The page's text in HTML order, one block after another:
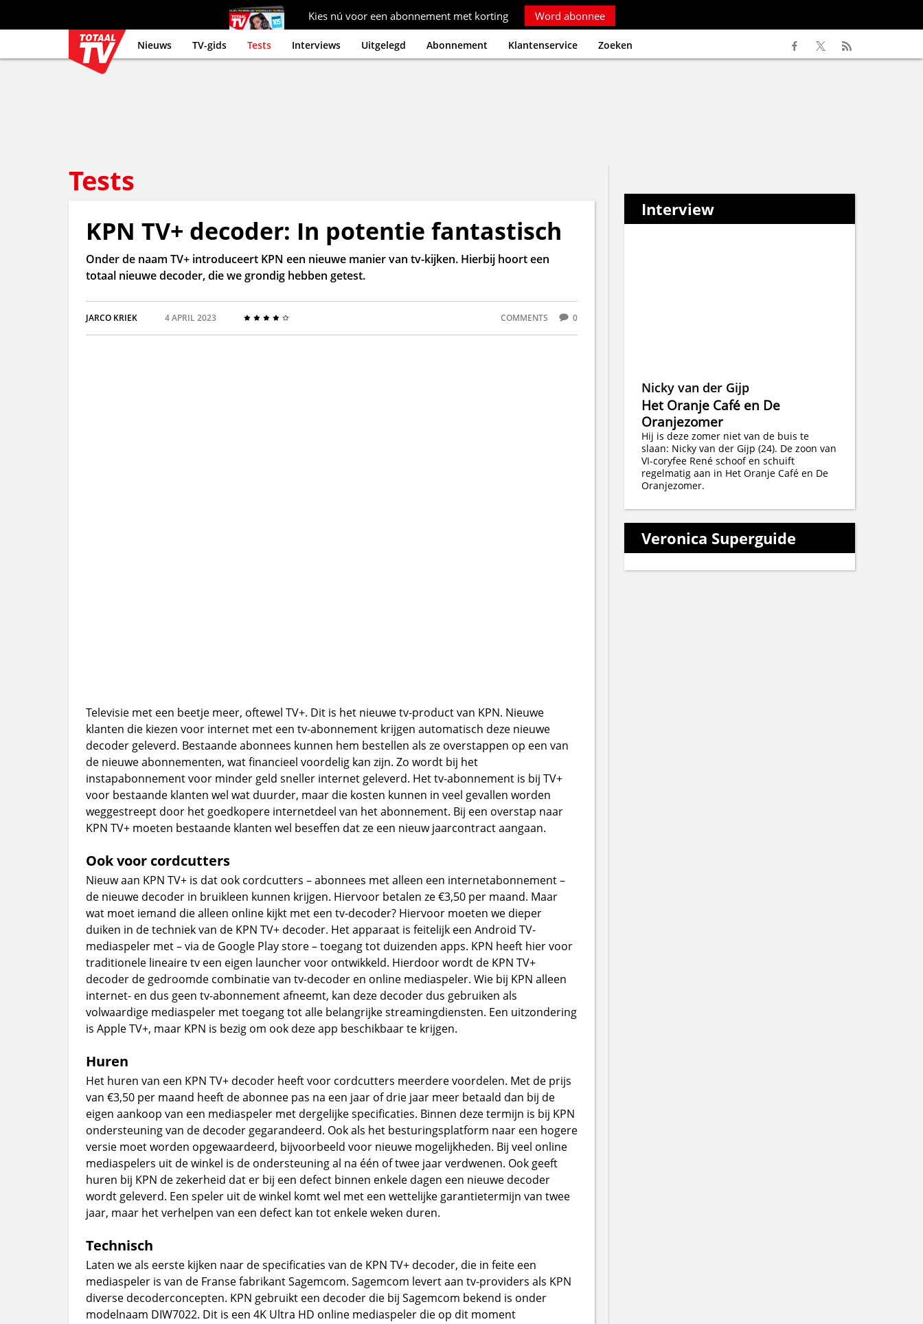
Kies nú voor een abonnement met korting Word abonnee
Nieuws TV-gids Tests Interviews Uitgelegd Abonnement Klantenservice Zoeken
Tests
KPN TV+ decoder: In potentie fantastisch
Onder de naam TV+ introduceert KPN een nieuwe manier van tv-kijken. Hierbij hoort een
totaal nieuwe decoder, die we grondig hebben getest.
JARCO KRIEK 4 APRIL 2023 COMMENTS 0
Televisie met een beetje meer, oftewel TV+. Dit is het nieuwe tv-product van KPN. Nieuwe
klanten die kiezen voor internet met een tv-abonnement krijgen automatisch deze nieuwe
decoder geleverd. Bestaande abonnees kunnen hem bestellen als ze overstappen op een van
de nieuwe abonnementen, wat financieel voordelig kan zijn. Zo wordt bij het
instapabonnement voor minder geld sneller internet geleverd. Het tv-abonnement is bij TV+
voor bestaande klanten wel wat duurder, maar die kosten kunnen in veel gevallen worden
weggestreept door het goedkopere internetdeel van het abonnement. Bij een overstap naar
KPN TV+ moeten bestaande klanten wel beseffen dat ze een nieuw jaarcontract aangaan.
Ook voor cordcutters
Nieuw aan KPN TV+ is dat ook cordcutters – abonnees met alleen een internetabonnement –
de nieuwe decoder in bruikleen kunnen krijgen. Hiervoor betalen ze €3,50 per maand. Maar
wat moet iemand die alleen online kijkt met een tv-decoder? Hiervoor moeten we dieper
duiken in de techniek van de KPN TV+ decoder. Het apparaat is feitelijk een Android TV-
mediaspeler met – via de Google Play store – toegang tot duizenden apps. KPN heeft hier voor
traditionele lineaire tv een eigen launcher voor ontwikkeld. Hierdoor wordt de KPN TV+
decoder de gedroomde combinatie van tv-decoder en online mediaspeler. Wie bij KPN alleen
internet- en dus geen tv-abonnement afneemt, kan deze decoder dus gebruiken als
volwaardige mediaspeler met toegang tot alle belangrijke streamingdiensten. Een uitzondering
is Apple TV+, maar KPN is bezig om ook deze app beschikbaar te krijgen.
Huren
Het huren van een KPN TV+ decoder heeft voor cordcutters meerdere voordelen. Met de prijs
van €3,50 per maand heeft de abonnee pas na een jaar of drie jaar meer betaald dan bij de
eigen aankoop van een mediaspeler met dergelijke specificaties. Binnen deze termijn is bij KPN
ondersteuning van de decoder gegarandeerd. Ook als het besturingsplatform naar een hogere
versie moet worden opgewaardeerd, bijvoorbeeld voor nieuwe mogelijkheden. Bij veel online
mediaspelers uit de winkel is de ondersteuning al na één of twee jaar verdwenen. Ook geeft
huren bij KPN de zekerheid dat er bij een defect binnen enkele dagen een nieuwe decoder
wordt geleverd. Een speler uit de winkel komt wel met een wettelijke garantietermijn van twee
jaar, maar het verhelpen van een defect kan tot enkele weken duren.
Technisch
Laten we als eerste kijken naar de specificaties van de KPN TV+ decoder, die in feite een
mediaspeler is van de Franse fabrikant Sagemcom. Sagemcom levert aan tv-providers als KPN
diverse decoderconcepten. KPN gebruikt een decoder die bij Sagemcom bekend is onder
modelnaam DIW7022. Dit is een 4K Ultra HD online mediaspeler die op dit moment
Interview
Nicky van der Gijp
Het Oranje Café en De
Oranjezomer
Hij is deze zomer niet van de buis te
slaan: Nicky van der Gijp (24). De zoon van
VI-coryfee René schoof en schuift
regelmatig aan in Het Oranje Café en De
Oranjezomer.
Veronica Superguide